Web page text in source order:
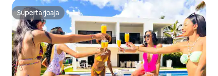
Supertarjoaja
Supertarjoaja